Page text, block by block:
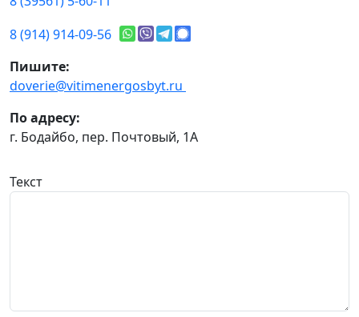
8 (914) 914-09-56
Пишите:
doverie@vitimenergosbyt.ru
По адресу:
г. Бодайбо, пер. Почтовый, 1А
Текст